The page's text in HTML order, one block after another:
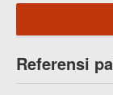
Referensi